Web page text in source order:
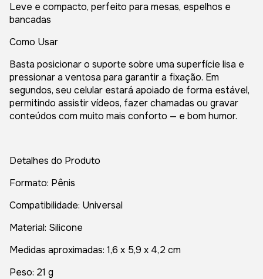
Leve e compacto, perfeito para mesas, espelhos e
bancadas
Como Usar
Basta posicionar o suporte sobre uma superfície lisa e
pressionar a ventosa para garantir a fixação. Em
segundos, seu celular estará apoiado de forma estável,
permitindo assistir vídeos, fazer chamadas ou gravar
conteúdos com muito mais conforto — e bom humor.
Detalhes do Produto
Formato: Pênis
Compatibilidade: Universal
Material: Silicone
Medidas aproximadas: 1,6 x 5,9 x 4,2 cm
Peso: 21 g